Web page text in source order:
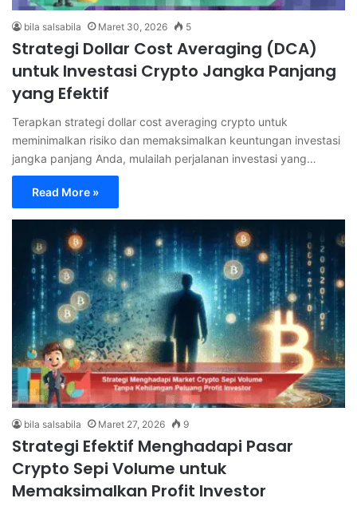
bila salsabila Maret 30, 2026 5
Strategi Dollar Cost Averaging (DCA)
untuk Investasi Crypto Jangka Panjang
yang Efektif
Terapkan strategi dollar cost averaging crypto untuk
meminimalkan risiko dan memaksimalkan keuntungan investasi
jangka panjang Anda, mulailah perjalanan investasi yang…
Read More »
bila salsabila Maret 27, 2026 9
Strategi Efektif Menghadapi Pasar
Crypto Sepi Volume untuk
Memaksimalkan Profit Investor